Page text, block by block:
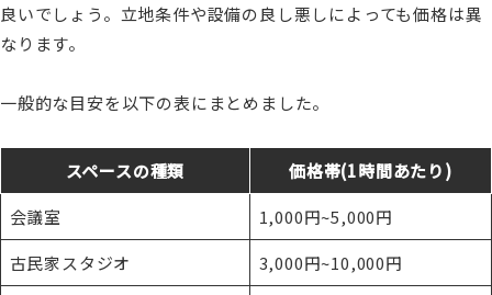
良いでしょう。立地条件や設備の良し悪しによっても価格は異
なります。
一般的な目安を以下の表にまとめました。
スペースの種類
価格帯(1時間あたり)
会議室
1,000円~5,000円
古民家スタジオ
3,000円~10,000円